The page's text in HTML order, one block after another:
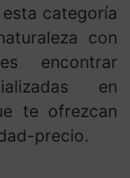
categoría
con
encontrar
en
te ofrezcan
precio.